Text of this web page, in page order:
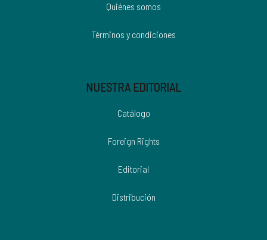
Quiénes somos
Términos y condiciones
NUESTRA EDITORIAL
Catálogo
Foreign Rights
Editorial
Distribución